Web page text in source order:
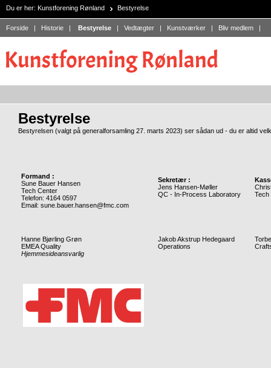
Du er her: Kunstforening Rønland Bestyrelse
Forside | Historie | Bestyrelse | Vedtægter | Kunstværker | Bliv medlem |
Bestyrelse
Bestyrelsen (valgt på generalforsamling 27. marts 2023) ser sådan ud - du er altid
Formand :
Sune Bauer Hansen
Tech Center
Telefon: 4164 0597
Email: sune.bauer.hansen@fmc.com
Sekretær :
Jens Hansen-Møller
QC - In-Process Laboratory
Tech
Hanne Bjørling Grøn
EMEA Quality
Hjemmesideansvarlig
Jakob Akstrup Hedegaard
Operations